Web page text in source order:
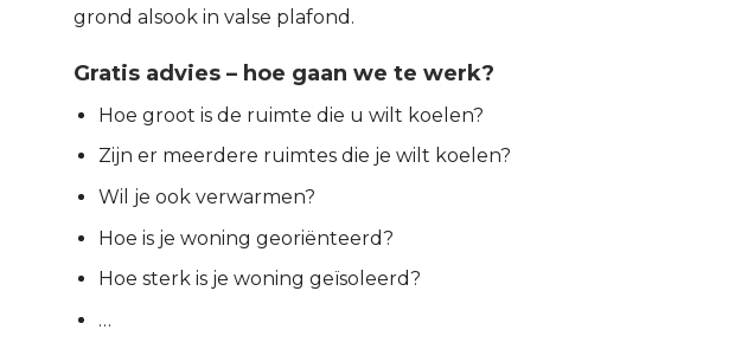
grond alsook in valse plafond.
Gratis advies – hoe gaan we te werk?
Hoe groot is de ruimte die u wilt koelen?
Zijn er meerdere ruimtes die je wilt koelen?
Wil je ook verwarmen?
Hoe is je woning georiënteerd?
Hoe sterk is je woning geïsoleerd?
…